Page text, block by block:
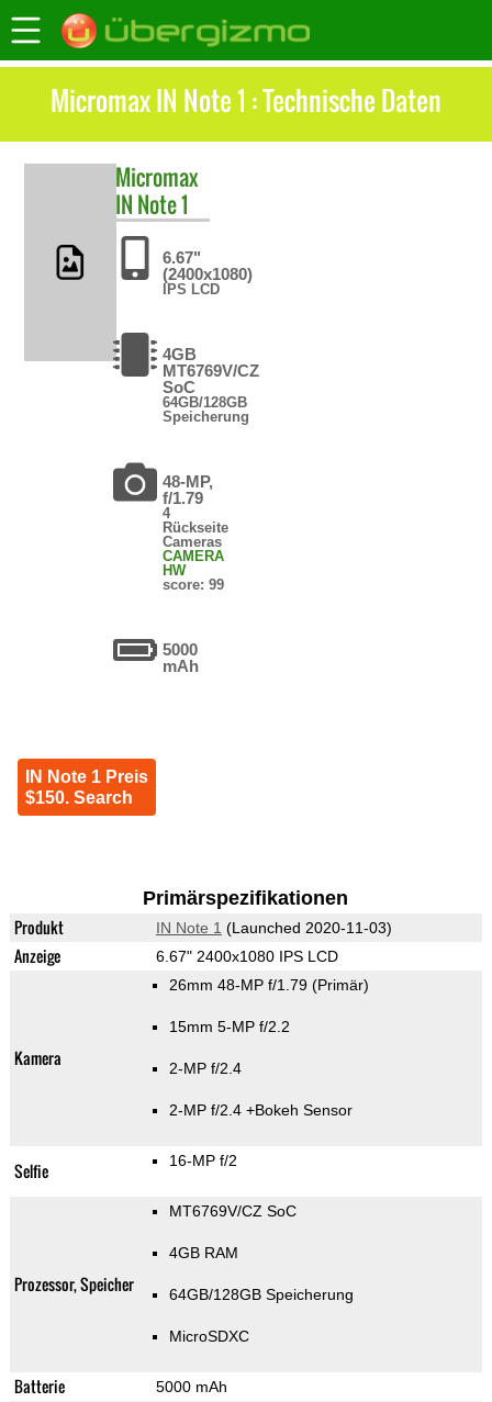
Micromax IN Note 1 : Technische Daten
Micromax
IN Note 1
6.67"
(2400x1080)
IPS LCD
4GB
MT6769V/CZ
SoC
64GB/128GB
Speicherung
48-MP,
f/1.79
4
Rückseite
Cameras
CAMERA
HW
score: 99
5000
mAh
IN Note 1 Preis
$150. Search
Primärspezifikationen
Produkt IN Note 1 (Launched 2020-11-03)
Anzeige 6.67" 2400x1080 IPS LCD
Kamera
26mm 48-MP f/1.79 (Primär)
15mm 5-MP f/2.2
2-MP f/2.4
2-MP f/2.4 +Bokeh Sensor
Selfie 16-MP f/2
Prozessor, Speicher
MT6769V/CZ SoC
4GB RAM
64GB/128GB Speicherung
MicroSDXC
Batterie 5000 mAh